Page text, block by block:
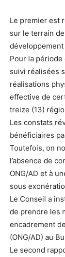
Le premier est
sur le terrain
développement
Pour la période
suivi réalisées
réalisations
effective de
treize (13)
Les constats
bénéficiaires
Toutefois, on
l’absence de
ONG/AD et à
sous
Le Conseil a
de prendre les
encadrement
(ONG/AD) au
Le second